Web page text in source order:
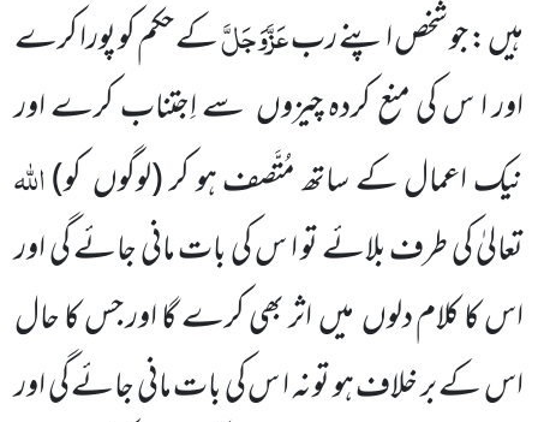
ہیں : جو شخص اپنے ربعَزَّوَجَلَّکے حکم کو پورا کرے
اور ا س کی منع کردہ چیزوں سے اِجتناب کرے اور
نیک اعمال کے ساتھ مُتَّصف ہو کر(لوگوں کو)اللہ
تعالیٰ کی طرف بلائے تو ا س کی بات مانی جائے گی اور
اس کا کلام دلوں میں اثر بھی کرے گا اور جس کا حال
اس کے بر خلاف ہو تو نہ ا س کی بات مانی جائے گی اور